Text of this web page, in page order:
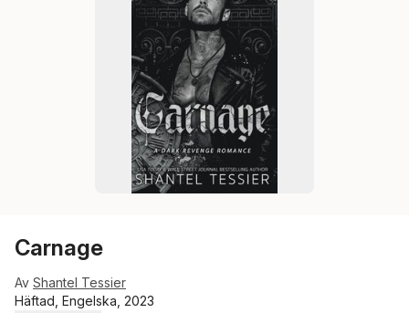
Carnage
Av Shantel Tessier
Häftad, Engelska, 2023